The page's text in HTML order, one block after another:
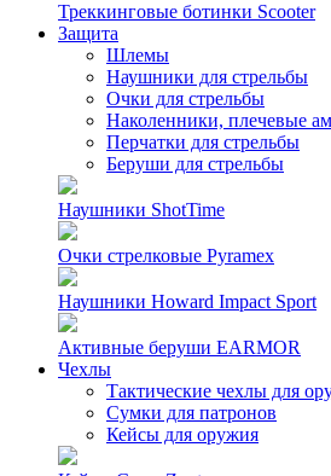
Треккинговые ботинки Scooter
Защита
Шлемы
Наушники для стрельбы
Очки для стрельбы
Наколенники, плечевые
Перчатки для стрельбы
Беруши для стрельбы
Наушники ShotTime
Очки стрелковые Pyramex
Наушники Howard Impact Sport
Активные беруши EARMOR
Чехлы
Тактические чехлы для
Сумки для патронов
Кейсы для оружия